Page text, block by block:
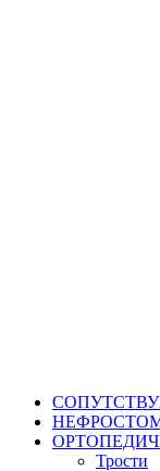
Трости